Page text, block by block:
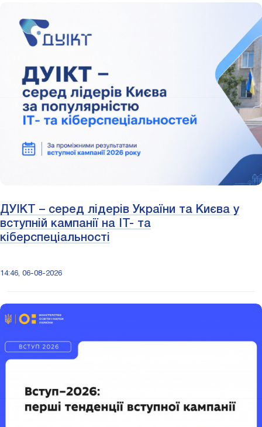
ДУІКТ – серед лідерів України та Києва у
вступній кампанії на ІТ- та
кіберспеціальності
14:46, 06-08-2026